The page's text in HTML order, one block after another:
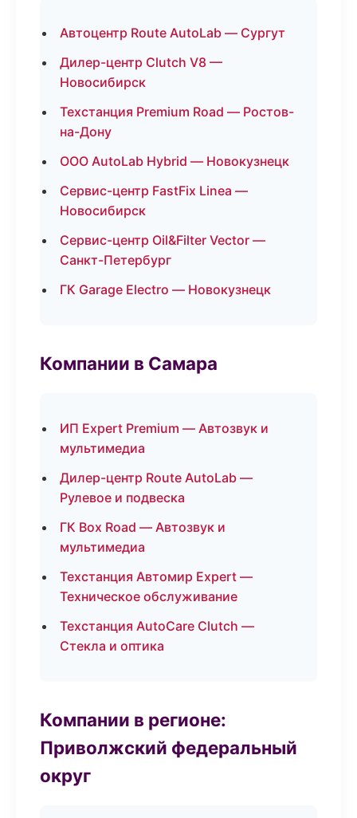
Автоцентр Route AutoLab — Сургут
Дилер-центр Clutch V8 —
Новосибирск
Техстанция Premium Road — Ростов-
на-Дону
ООО AutoLab Hybrid — Новокузнецк
Сервис-центр FastFix Linea —
Новосибирск
Сервис-центр Oil&Filter Vector —
Санкт-Петербург
ГК Garage Electro — Новокузнецк
Компании в Самара
ИП Expert Premium — Автозвук и
мультимедиа
Дилер-центр Route AutoLab —
Рулевое и подвеска
ГК Box Road — Автозвук и
мультимедиа
Техстанция Автомир Expert —
Техническое обслуживание
Техстанция AutoCare Clutch —
Стекла и оптика
Компании в регионе:
Приволжский федеральный
округ